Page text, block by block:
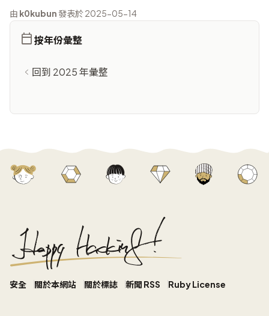
由 k0kubun發表於 2025-05-14
按年份彙整
回到 2025 年彙整
安全 關於本網站 關於標誌 新聞 RSS Ruby License